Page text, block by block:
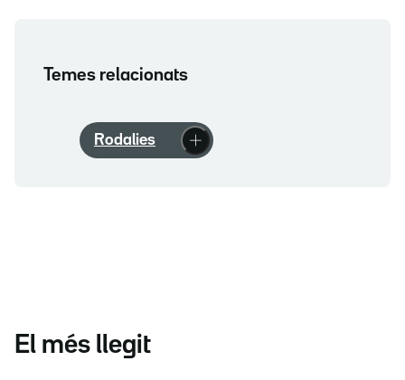
Temes relacionats
Rodalies
El més llegit